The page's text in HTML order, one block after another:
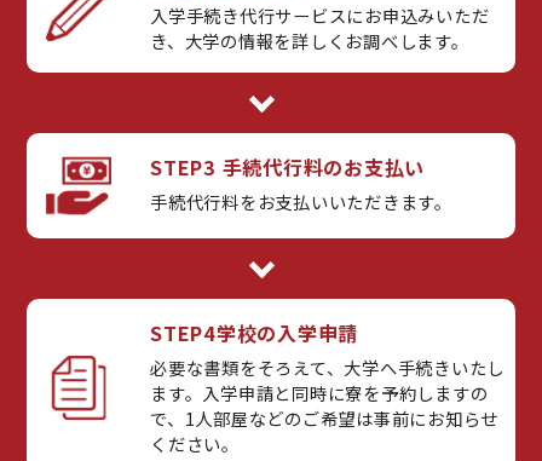
入学手続き代行サービスにお申込みいただ
き、大学の情報を詳しくお調べします。
STEP3 手続代行料のお支払い
手続代行料をお支払いいただきます。
STEP4学校の入学申請
必要な書類をそろえて、大学へ手続きいたし
ます。入学申請と同時に寮を予約しますの
で、1人部屋などのご希望は事前にお知らせ
ください。